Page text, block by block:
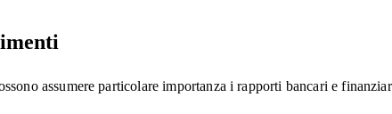
assumere particolare importanza i rapporti bancari e